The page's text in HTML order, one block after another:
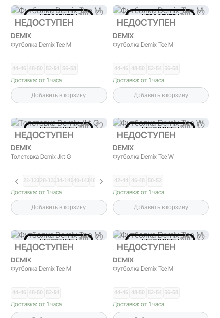
НЕДОСТУПЕН
НЕДОСТУПЕН
DEMIX
Футболка Demix Tee M
44-46 48-50 52-54 56-58
Доставка: от 1 часа
Добавить в корзину
НЕДОСТУПЕН
НЕДОСТУПЕН
DEMIX
Футболка Demix Tee M
44-46 48-50 52-54 56-58
Доставка: от 1 часа
Добавить в корзину
НЕДОСТУПЕН
НЕДОСТУПЕН
DEMIX
Толстовка Demix Jkt G
122-12…128-13…134-14…140-14…146-15…152-15…158-16…
Доставка: от 1 часа
Добавить в корзину
НЕДОСТУПЕН
НЕДОСТУПЕН
DEMIX
Футболка Demix Tee W
42-44 46-48 50-52
Доставка: от 1 часа
Добавить в корзину
НЕДОСТУПЕН
НЕДОСТУПЕН
DEMIX
Футболка Demix Tee M
44-46 48-50 52-54
Доставка: от 1 часа
НЕДОСТУПЕН
НЕДОСТУПЕН
DEMIX
Футболка Demix Tee M
44-46 48-50 52-54 56-58
Доставка: от 1 часа